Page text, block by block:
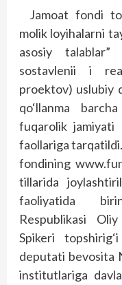
Jamoat fondi
molik loyihalarni
asosiy talablar”
sostavlenii i
proektov) uslubiy
qo‘llanma
fuqarolik jamiyati
faollariga
fondining
tillarida
faoliyatida
Respublikasi
Spikeri
deputati bevosita
institutlariga